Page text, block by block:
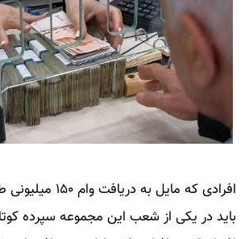
افرادی که مایل به
باید در یکی از شعب این مجموعه سپرده